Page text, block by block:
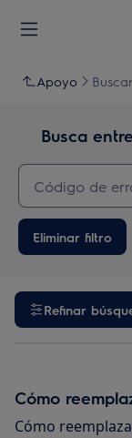
Apoyo Buscar
Busca
Eliminar filtro
Refinar
Cómo
Cómo